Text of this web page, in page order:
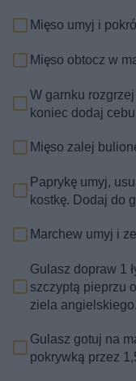
Mięso umyj i
Mięso obtocz w
W garnku
koniec dodaj
Mięso zalej
Paprykę umyj,
kostkę. Dodaj do
Marchew umyj i
Gulasz dopraw 1
szczyptą pieprzu
ziela angielskiego.
Gulasz gotuj na
pokrywką przez